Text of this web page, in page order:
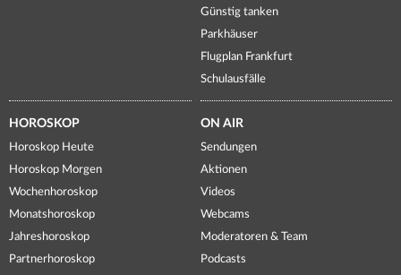
Günstig tanken
Parkhäuser
Flugplan Frankfurt
Schulausfälle
HOROSKOP
Horoskop Heute
Horoskop Morgen
Wochenhoroskop
Monatshoroskop
Jahreshoroskop
Partnerhoroskop
ON AIR
Sendungen
Aktionen
Videos
Webcams
Moderatoren & Team
Podcasts